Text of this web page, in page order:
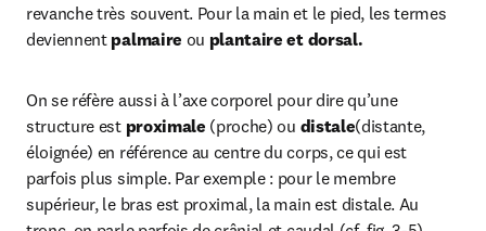
revanche très souvent. Pour la main et le pied, les termes
deviennent palmaire ou plantaire et dorsal.
On se réfère aussi à l’axe corporel pour dire qu’une
structure est proximale (proche) ou distale(distante,
éloignée) en référence au centre du corps, ce qui est
parfois plus simple. Par exemple : pour le membre
supérieur, le bras est proximal, la main est distale. Au